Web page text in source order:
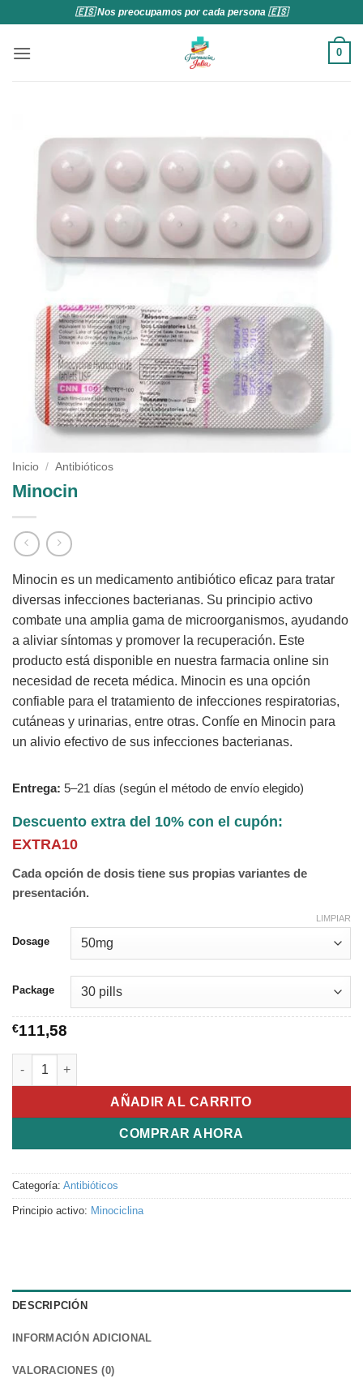
contenido
🇪🇸 Nos preocupamos por cada persona 🇪🇸
0
Inicio / Antibióticos
Minocin
Minocin es un medicamento antibiótico eficaz para tratar
diversas infecciones bacterianas. Su principio activo
combate una amplia gama de microorganismos, ayudando
a aliviar síntomas y promover la recuperación. Este
producto está disponible en nuestra farmacia online sin
necesidad de receta médica. Minocin es una opción
confiable para el tratamiento de infecciones respiratorias,
cutáneas y urinarias, entre otras. Confíe en Minocin para
un alivio efectivo de sus infecciones bacterianas.
Entrega: 5–21 días (según el método de envío elegido)
Descuento extra del 10% con el cupón:
EXTRA10
Cada opción de dosis tiene sus propias variantes de
presentación.
Dosage
Package
LIMPIAR
€111,58
Minocin cantidad
AÑADIR AL CARRITO
COMPRAR AHORA
Categoría: Antibióticos
Principio activo: Minociclina
DESCRIPCIÓN
INFORMACIÓN ADICIONAL
VALORACIONES (0)